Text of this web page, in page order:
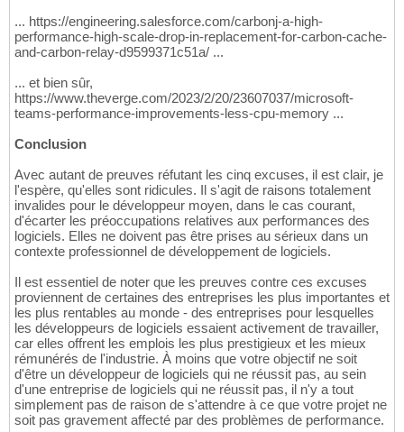
... https://engineering.salesforce.com/carbonj-a-high-
performance-high-scale-drop-in-replacement-for-carbon-cache-
and-carbon-relay-d9599371c51a/ ...
... et bien sûr,
https://www.theverge.com/2023/2/20/23607037/microsoft-
teams-performance-improvements-less-cpu-memory ...
Conclusion
Avec autant de preuves réfutant les cinq excuses, il est clair, je
l'espère, qu'elles sont ridicules. Il s'agit de raisons totalement
invalides pour le développeur moyen, dans le cas courant,
d'écarter les préoccupations relatives aux performances des
logiciels. Elles ne doivent pas être prises au sérieux dans un
contexte professionnel de développement de logiciels.
Il est essentiel de noter que les preuves contre ces excuses
proviennent de certaines des entreprises les plus importantes et
les plus rentables au monde - des entreprises pour lesquelles
les développeurs de logiciels essaient activement de travailler,
car elles offrent les emplois les plus prestigieux et les mieux
rémunérés de l'industrie. À moins que votre objectif ne soit
d'être un développeur de logiciels qui ne réussit pas, au sein
d'une entreprise de logiciels qui ne réussit pas, il n'y a tout
simplement pas de raison de s'attendre à ce que votre projet ne
soit pas gravement affecté par des problèmes de performance.